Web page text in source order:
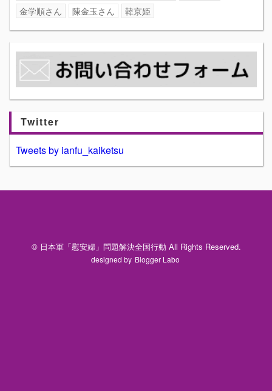
金学順さん
陳金玉さん 韓京姫
Twitter
Tweets by ianfu_kaiketsu
© 日本軍「慰安婦」問題解決全国行動 All Rights Reserved.
designed by Blogger Labo